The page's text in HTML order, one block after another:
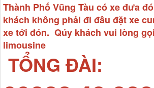
Thành Phố Vũng Tàu có xe đưa
khách không phải đi đâu đặt xe
xe tới đón. Qúy khách vui lòng
limousine
TỔNG ĐÀI: